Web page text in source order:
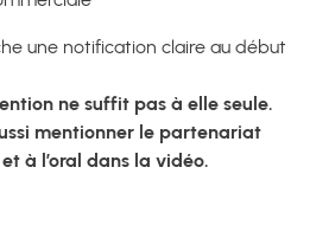
une notification claire au début
ne suffit pas à elle seule.
mentionner le partenariat
à l’oral dans la vidéo.